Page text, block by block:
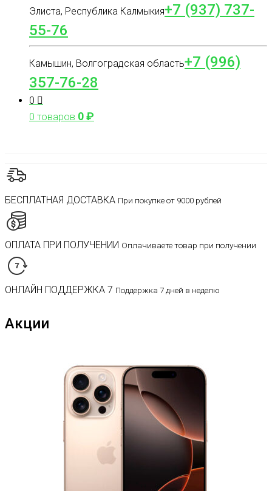
Элиста, Республика Калмыкия+7 (937) 737-
55-76
Камышин, Волгоградская область+7 (996)
357-76-28
0
0 товаров 0₽
БЕСПЛАТНАЯ ДОСТАВКА При покупке от 9000 рублей
ОПЛАТА ПРИ ПОЛУЧЕНИИ Оплачиваете товар при получении
ОНЛАЙН ПОДДЕРЖКА 7 Поддержка 7 дней в неделю
Акции